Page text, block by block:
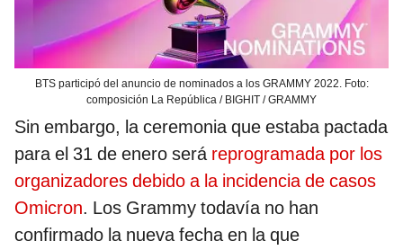
BTS participó del anuncio de nominados a los GRAMMY 2022. Foto:
composición La República / BIGHIT / GRAMMY
Sin embargo, la ceremonia que estaba pactada
para el 31 de enero será reprogramada por los
organizadores debido a la incidencia de casos
Omicron. Los Grammy todavía no han
confirmado la nueva fecha en la que